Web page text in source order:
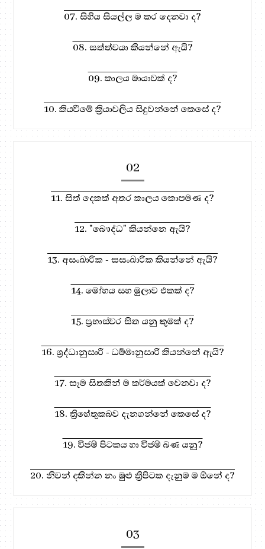
07. සිහිය සියල්ල ම කර දෙනවා ද?
08. සත්ත්වයා කියන්නේ ඇයි?
09. කාලය මායාවක් ද?
10. කියවීමේ ක්‍රියාවලිය සිදුවන්නේ කෙසේ ද?
02
11. සිත් දෙකක් අතර කාලය කොපමණ ද?
12. "බෞද්ධ" කියන්නෙ ඇයි?
13. අසංඛාරික - සසංඛාරික කියන්නේ ඇයි?
14. මෝහය සහ මුලාව එකක් ද?
15. ප්‍රභාස්වර සිත යනු කුමක් ද?
16. ශ්‍රද්ධානුසාරී - ධම්මානුසාරී කියන්නේ ඇයි?
17. සෑම සිතකින් ම කර්මයක් වෙනවා ද?
18. ත්‍රිහේතුකබව දැනගන්නේ කෙසේ ද?
19. විජම් පිටකය හා විජම් බණ යනු?
20. නිවන් දකින්න නං මුළු ත්‍රිපිටක දැනුම ම ඕනේ ද?
03